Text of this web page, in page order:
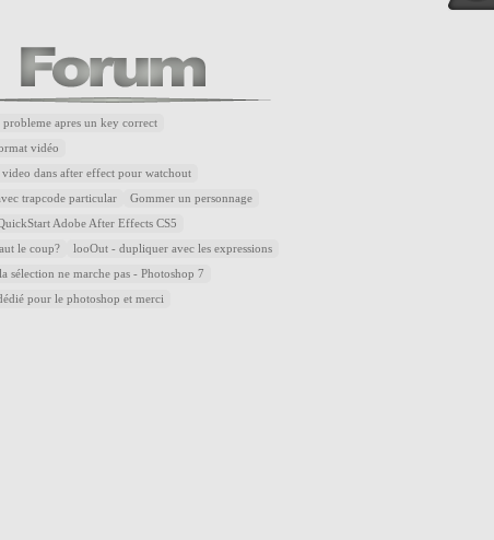
apres un key correct
vidéo
video dans after effect pour watchout
trapcode particular Gommer un personnage
Adobe After Effects CS5
le coup? looOut - dupliquer avec les expressions
sélection ne marche pas - Photoshop 7
pour le photoshop et merci